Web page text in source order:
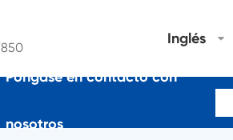
Inglés
Póngase en contacto con
nosotros